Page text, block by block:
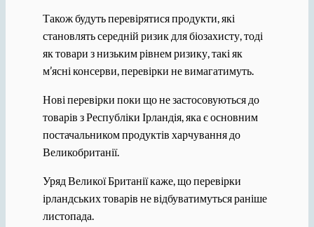
Також будуть перевірятися продукти, які
становлять середній ризик для біозахисту, тоді
як товари з низьким рівнем ризику, такі як
м’ясні консерви, перевірки не вимагатимуть.
Нові перевірки поки що не застосовуються до
товарів з Республіки Ірландія, яка є основним
постачальником продуктів харчування до
Великобританії.
Уряд Великої Британії каже, що перевірки
ірландських товарів не відбуватимуться раніше
листопада.